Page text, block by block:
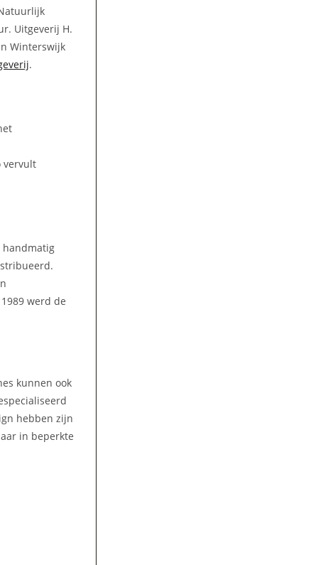
Uitgeverij H.
Winterswijk
.
vervult
handmatig
werd de
kunnen ook
hebben zijn
in beperkte